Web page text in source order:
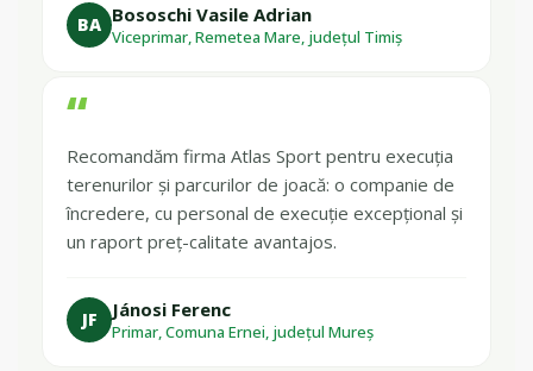
BA Bososchi Vasile Adrian
Viceprimar, Remetea Mare, județul Timiș
“
Recomandăm firma Atlas Sport pentru execuția
terenurilor și parcurilor de joacă: o companie de
încredere, cu personal de execuție excepțional și
un raport preț-calitate avantajos.
JF Jánosi Ferenc
Primar, Comuna Ernei, județul Mureș